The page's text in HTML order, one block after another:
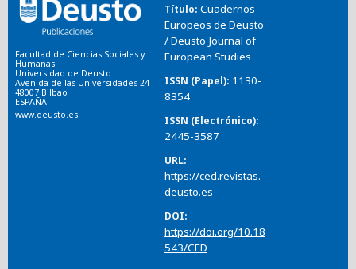
Facultad de Ciencias Sociales y
Humanas
Universidad de Deusto
Avenida de las Universidades 24
48007 Bilbao
ESPAÑA
www.deusto.es
Título Cuadernos
Europeos de Deusto
/ Deusto Journal of
European Studies
ISSN (Papel) 1130-
8354
ISSN (Electrónico)
2445-3587
URL
https://ced.revistas.
deusto.es
DOI
https://doi.org/10.18
543/CED